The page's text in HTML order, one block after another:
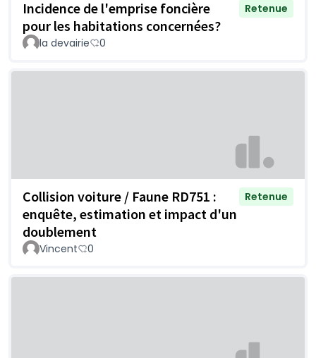
Incidence de l'emprise foncière
pour les habitations concernées?
Retenue
la devairie 0
Collision voiture / Faune RD751 :
enquête, estimation et impact d'un
doublement
Retenue
Vincent 0